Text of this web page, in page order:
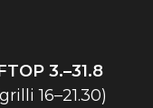
3.–31.8
16–21.30)